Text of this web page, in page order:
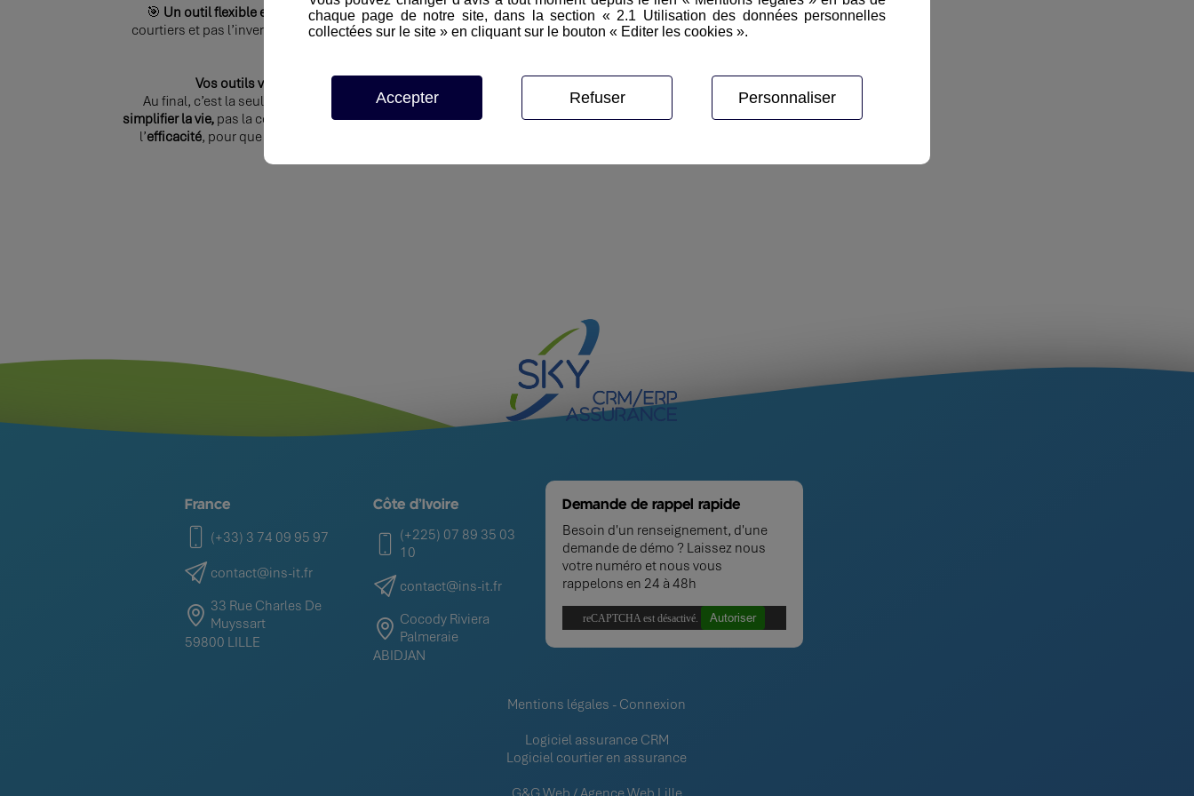
🎯 Un outil flexible et personnalisable,qui s’adapte aux besoins des
courtiers et pas l’inverse. Chaque cabinet a ses spécificités, SKY CRM les
Vos outils vous font-ils vraiment gagner du temps ?
Au final, c’est la seule question qui compte.Un bon logiciel doit vous
simplifier la vie,pas la complexifier. Avec SKY CRM, nous avons fait le pari de
l’efficacité, pour que vous puissiez vous concentrer sur ce qui compte
France
(+33) 3 74 09 95 97
contact@ins-it.fr
33 Rue Charles De
Muyssart
59800 LILLE
Côte d'Ivoire
(+225) 07 89 35 03
10
contact@ins-it.fr
Cocody Riviera
Palmeraie
ABIDJAN
Demande de rappel rapide
Besoin d'un renseignement, d'une
demande de démo ? Laissez nous
votre numéro et nous vous
rappelons en 24 à 48h
reCAPTCHA est désactivé. Autoriser
Mentions légales - Connexion
Logiciel assurance CRM
Logiciel courtier en assurance
chaque page de notre site, dans la section « 2.1 Utilisation des données personnelles
collectées sur le site » en cliquant sur le bouton « Editer les cookies ».
Accepter Refuser Personnaliser